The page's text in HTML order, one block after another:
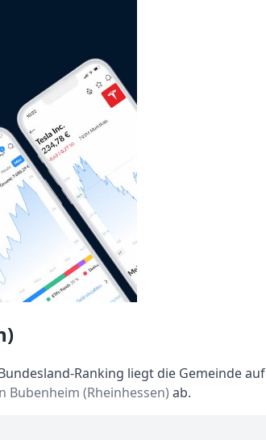
Ranking liegt die Gemeinde auf
Bubenheim (Rheinhessen) ab.